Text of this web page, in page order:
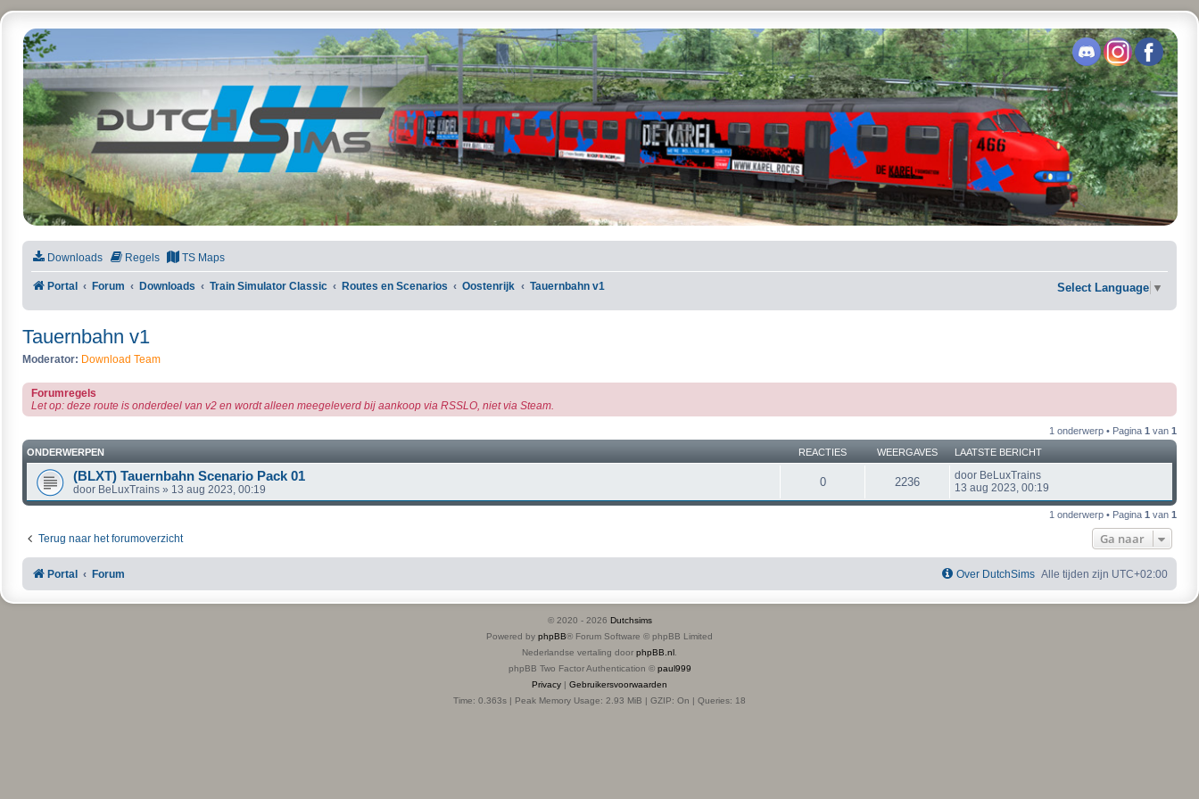
DutchSims
Downloads Regels TS Maps
Portal Forum Downloads Train Simulator Classic Routes en Scenarios Oostenrijk Tauernbahn v1 Select Language ▼
Tauernbahn v1
Moderator: Download Team
Forumregels
Let op: deze route is onderdeel van v2 en wordt alleen meegeleverd bij aankoop via RSSLO, niet via Steam.
1 onderwerp • Pagina 1 van 1
ONDERWERPEN
REACTIES WEERGAVES LAATSTE BERICHT
(BLXT) Tauernbahn Scenario Pack 01
door BeLuxTrains » 13 aug 2023, 00:19
0 2236 door BeLuxTrains
13 aug 2023, 00:19
1 onderwerp • Pagina 1 van 1
Terug naar het forumoverzicht Ga naar
Portal Forum Alle tijden zijn UTC+02:00
Over DutchSims
© 2020 - 2026 Dutchsims
Powered by phpBB® Forum Software © phpBB Limited
Nederlandse vertaling door phpBB.nl
phpBB Two Factor Authentication © paul999
Privacy | Gebruikersvoorwaarden
Time: 0.363s | Peak Memory Usage: 2.93 MiB | GZIP: On | Queries: 18